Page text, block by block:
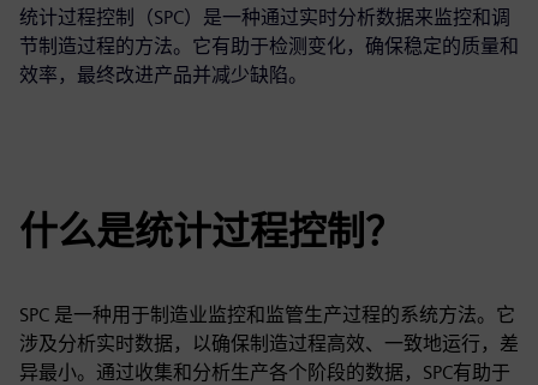
统计过程控制（SPC）是一种通过实时分析数据来监控和调
节制造过程的方法。它有助于检测变化，确保稳定的质量和
效率，最终改进产品并减少缺陷。
什么是统计过程控制？
SPC 是一种用于制造业监控和监管生产过程的系统方法。它
涉及分析实时数据，以确保制造过程高效、一致地运行，差
异最小。通过收集和分析生产各个阶段的数据，SPC有助于